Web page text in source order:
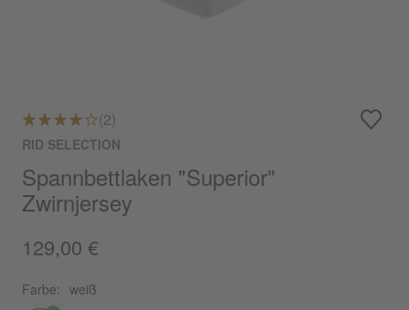
(2)
RID SELECTION
Spannbettlaken "Superior"
Zwirnjersey
129,00 €
Farbe: weiß